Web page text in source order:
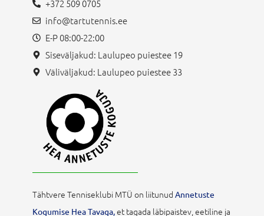
+372 509 0705
info@tartutennis.ee
E-P 08:00-22:00
Siseväljakud: Laulupeo puiestee 19
Väliväljakud: Laulupeo puiestee 33
Tähtvere Tenniseklubi MTÜ on liitunud Annetuste
Kogumise Hea Tavaga,et tagada läbipaistev, eetiline ja